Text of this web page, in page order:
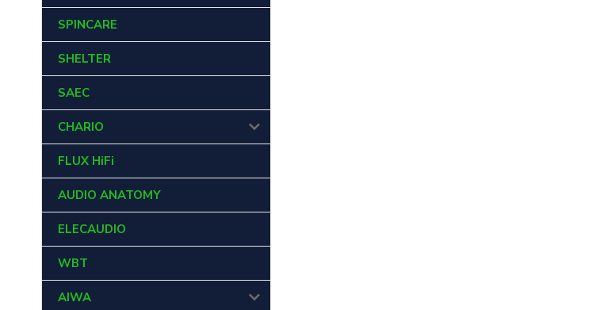
SPINCARE
SHELTER
SAEC
CHARIO
FLUX HiFi
AUDIO ANATOMY
ELECAUDIO
WBT
AIWA